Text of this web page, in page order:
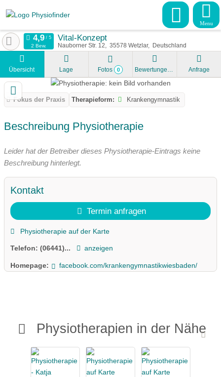
Menu
Vital-Konzept
Nauborner Str. 12 35578 Wetzlar Deutschland
2 Bew.
Übersicht Lage Fotos 0 Bewertungen Anfrage
Fokus der Praxis Therapieform: Krankengymnastik
Beschreibung Physiotherapie
Leider hat der Betreiber dieses Physiotherapie-Eintrags keine
Beschreibung hinterlegt.
Kontakt
Termin anfragen
Physiotherapie auf der Karte
Telefon: (06441)... anzeigen
Homepage: facebook.com/krankengymnastikwiesbaden/
Physiotherapien in der Nähe